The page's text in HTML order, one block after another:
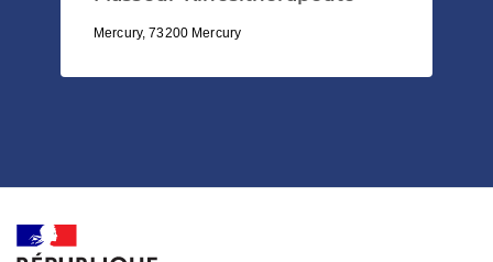
Mercury, 73200 Mercury